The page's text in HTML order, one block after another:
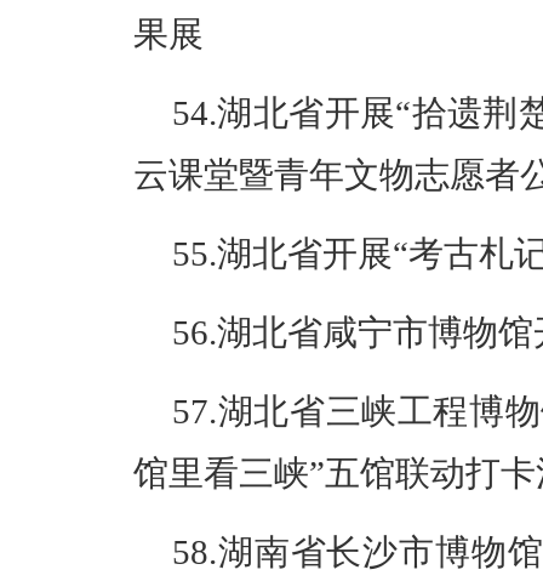
果展
54.湖北省开展“拾遗荆
云课堂暨青年文物志愿者
55.湖北省开展“考古札
56.湖北省咸宁市博物
57.湖北省三峡工程博
馆里看三峡”五馆联动打
58.湖南省长沙市博物